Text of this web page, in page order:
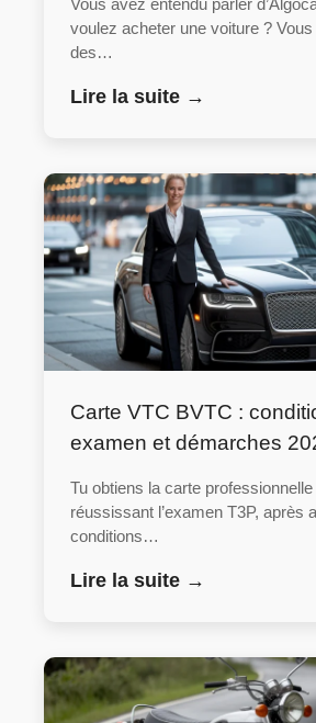
Vous avez entendu parler
voulez acheter une voiture ?
des…
Lire la suite →
Carte VTC BVTC :
examen et démarches
Tu obtiens la carte
réussissant l’examen T3P, après
conditions…
Lire la suite →